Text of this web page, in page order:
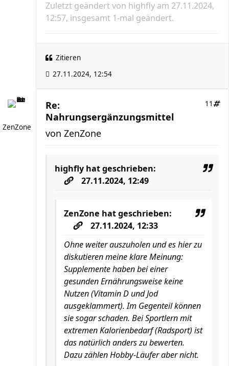
Zuletzt geändert von highfly am 27.11.2024,
12:57, insgesamt 1-mal geändert.
Zitieren
27.11.2024, 12:54
ZenZone
Re:
Nahrungsergänzungsmittel
11
von ZenZone
highfly hat geschrieben:
27.11.2024, 12:49
ZenZone hat geschrieben:
27.11.2024, 12:33
Ohne weiter auszuholen und es hier zu
diskutieren meine klare Meinung:
Supplemente haben bei einer
gesunden Ernährungsweise keine
Nutzen (Vitamin D und Jod
ausgeklammert). Im Gegenteil können
sie sogar schaden. Bei Sportlern mit
extremen Kalorienbedarf (Radsport) ist
das natürlich anders zu bewerten.
Dazu zählen Hobby-Läufer aber nicht.